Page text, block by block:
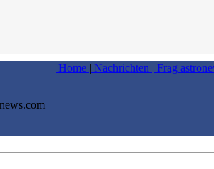
Home | Nachrichten | Frag